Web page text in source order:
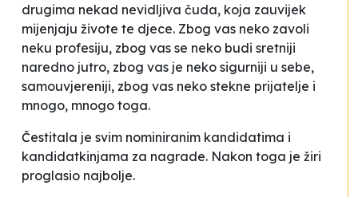
drugima nekad nevidljiva čuda, koja zauvijek
mijenjaju živote te djece. Zbog vas neko zavoli
neku profesiju, zbog vas se neko budi sretniji
naredno jutro, zbog vas je neko sigurniji u sebe,
samouvjereniji, zbog vas neko stekne prijatelje i
mnogo, mnogo toga.
Čestitala je svim nominiranim kandidatima i
kandidatkinjama za nagrade. Nakon toga je žiri
proglasio najbolje.